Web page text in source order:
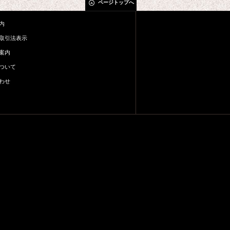
ページトップへ
引法表示
内
いて
せ